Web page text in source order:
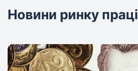
Новини ринку праці